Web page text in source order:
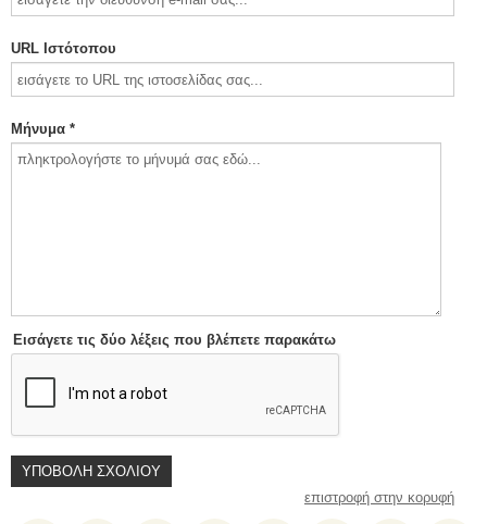
URL Ιστότοπου
Μήνυμα *
Εισάγετε τις δύο λέξεις που βλέπετε παρακάτω
επιστροφή στην κορυφή